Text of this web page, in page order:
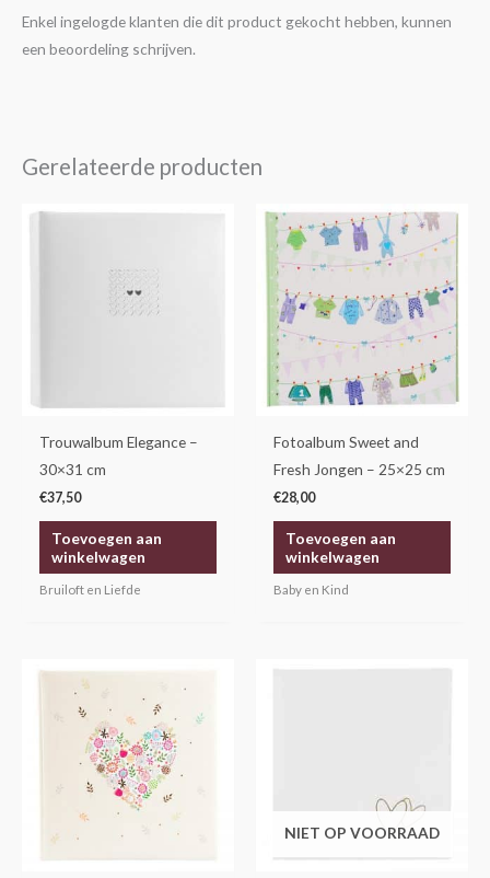
Enkel ingelogde klanten die dit product gekocht hebben, kunnen
een beoordeling schrijven.
Gerelateerde producten
Trouwalbum Elegance –
30×31 cm
€37,50
Toevoegen aan
winkelwagen
Bruiloft en Liefde
Fotoalbum Sweet and
Fresh Jongen – 25×25 cm
€28,00
Toevoegen aan
winkelwagen
Baby en Kind
NIET OP VOORRAAD